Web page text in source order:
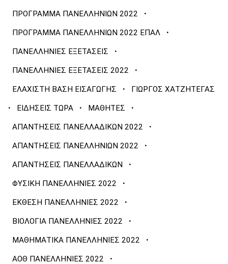
ΠΡΟΓΡΑΜΜΑ ΠΑΝΕΛΛΗΝΙΩΝ 2022 ·
ΠΡΟΓΡΑΜΜΑ ΠΑΝΕΛΛΗΝΙΩΝ 2022 ΕΠΑΛ ·
ΠΑΝΕΛΛΗΝΙΕΣ ΕΞΕΤΑΣΕΙΣ ·
ΠΑΝΕΛΛΗΝΙΕΣ ΕΞΕΤΑΣΕΙΣ 2022 ·
ΕΛΑΧΙΣΤΗ ΒΑΣΗ ΕΙΣΑΓΩΓΗΣ · ΓΙΩΡΓΟΣ ΧΑΤΖΗΤΕΓΑΣ
· ΕΙΔΗΣΕΙΣ ΤΩΡΑ · ΜΑΘΗΤΕΣ ·
ΑΠΑΝΤΗΣΕΙΣ ΠΑΝΕΛΛΑΔΙΚΩΝ 2022 ·
ΑΠΑΝΤΗΣΕΙΣ ΠΑΝΕΛΛΗΝΙΩΝ 2022 ·
ΑΠΑΝΤΗΣΕΙΣ ΠΑΝΕΛΛΑΔΙΚΩΝ ·
ΦΥΣΙΚΗ ΠΑΝΕΛΛΗΝΙΕΣ 2022 ·
ΕΚΘΕΣΗ ΠΑΝΕΛΛΗΝΙΕΣ 2022 ·
ΒΙΟΛΟΓΙΑ ΠΑΝΕΛΛΗΝΙΕΣ 2022 ·
ΜΑΘΗΜΑΤΙΚΑ ΠΑΝΕΛΛΗΝΙΕΣ 2022 ·
ΑΟΘ ΠΑΝΕΛΛΗΝΙΕΣ 2022 ·